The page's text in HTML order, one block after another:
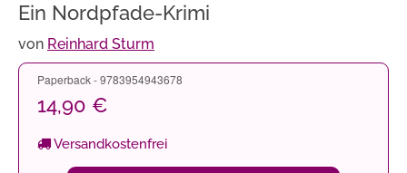
Ein Nordpfade-Krimi
von Reinhard Sturm
Paperback - 9783954943678
14,90 €
Versandkostenfrei